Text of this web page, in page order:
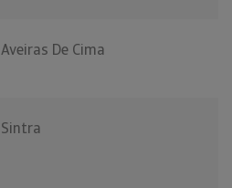
Aveiras De Cima
Sintra